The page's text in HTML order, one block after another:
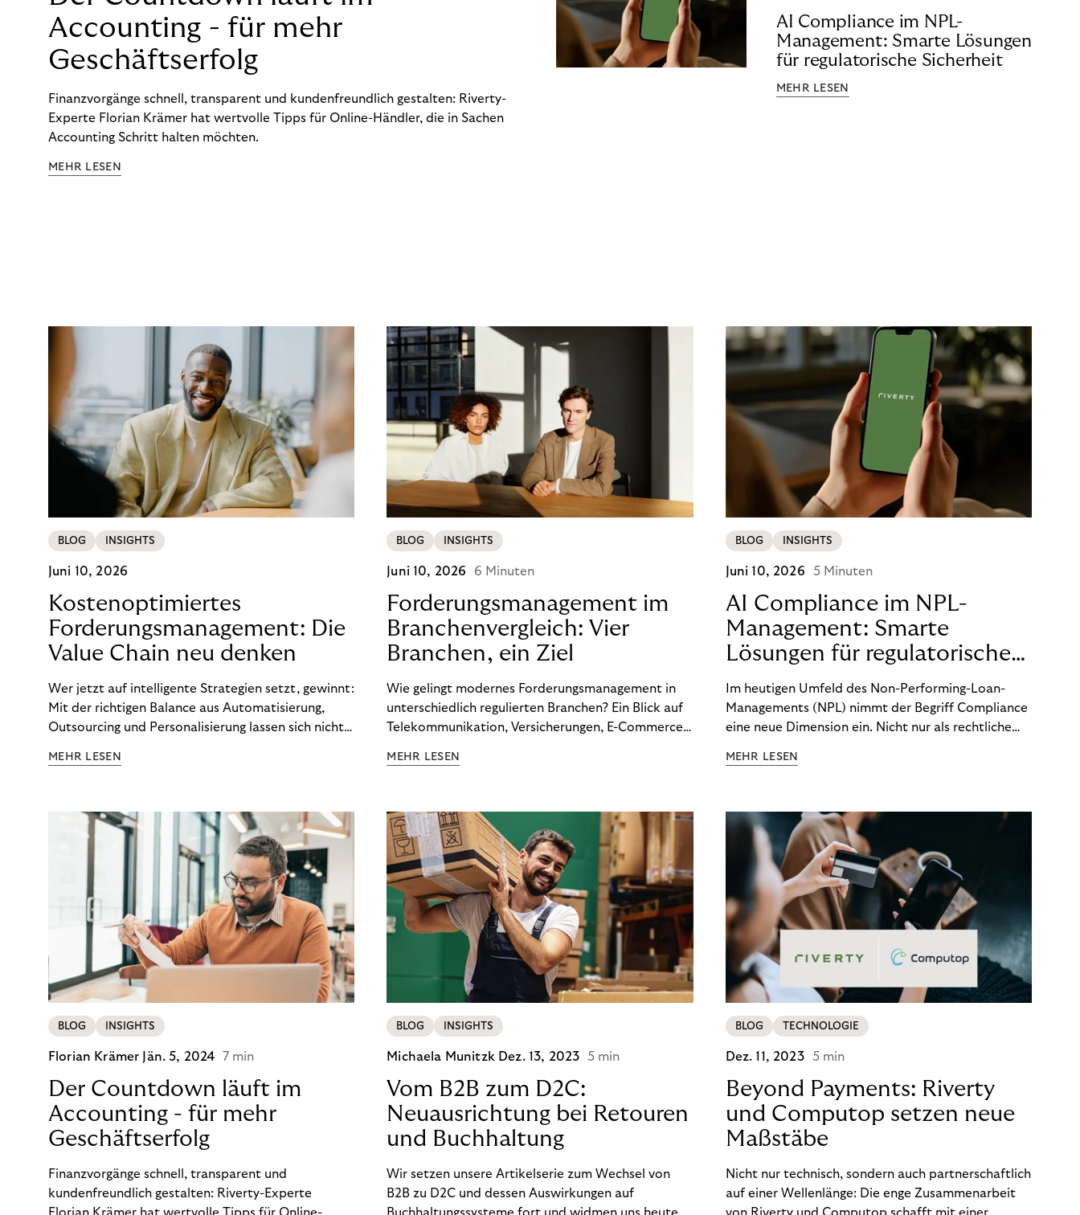
Accounting - für mehr
Geschäftserfolg
Finanzvorgänge schnell, transparent und kundenfreundlich gestalten: Riverty-
Experte Florian Krämer hat wertvolle Tipps für Online-Händler, die in Sachen
Accounting Schritt halten möchten.
MEHR LESEN
AI Compliance im NPL-
Management: Smarte Lösungen
für regulatorische Sicherheit
MEHR LESEN
BLOG INSIGHTS
Juni 10, 2026
Kostenoptimiertes
Forderungsmanagement: Die
Value Chain neu denken
Wer jetzt auf intelligente Strategien setzt, gewinnt:
Mit der richtigen Balance aus Automatisierung,
Outsourcing und Personalisierung lassen sich nicht
Ergebnisse sichern. Riverty zeigt, wie Recovery-
MEHR LESEN
BLOG INSIGHTS
Juni 10, 2026 6 Minuten
Forderungsmanagement im
Branchenvergleich: Vier
Branchen, ein Ziel
Wie gelingt modernes Forderungsmanagement in
unterschiedlich regulierten Branchen? Ein Blick auf
Telekommunikation, Versicherungen, E-Commerce
wirksam reduzieren will, braucht keine
MEHR LESEN
BLOG INSIGHTS
Juni 10, 2026 5 Minuten
AI Compliance im NPL-
Management: Smarte
Lösungen für regulatorische
Sicherheit
Im heutigen Umfeld des Non-Performing-Loan-
Managements (NPL) nimmt der Begriff Compliance
eine neue Dimension ein. Nicht nur als rechtliche
Wettbewerbsvorteil. In einem Umfeld steigender
(DSGVO) – geraten viele Unternehmen an die
Grenzen traditioneller Compliance-Mechanismen.
MEHR LESEN
BLOG INSIGHTS
Florian Krämer Jän. 5, 2024 7 min
Der Countdown läuft im
Accounting - für mehr
Geschäftserfolg
Finanzvorgänge schnell, transparent und
kundenfreundlich gestalten: Riverty-Experte
BLOG INSIGHTS
Michaela Munitzk Dez. 13, 2023 5 min
Vom B2B zum D2C:
Neuausrichtung bei Retouren
und Buchhaltung
Wir setzen unsere Artikelserie zum Wechsel von
B2B zu D2C und dessen Auswirkungen auf
BLOG TECHNOLOGIE
Dez. 11, 2023 5 min
Beyond Payments: Riverty
und Computop setzen neue
Maßstäbe
Nicht nur technisch, sondern auch partnerschaftlich
auf einer Wellenlänge: Die enge Zusammenarbeit